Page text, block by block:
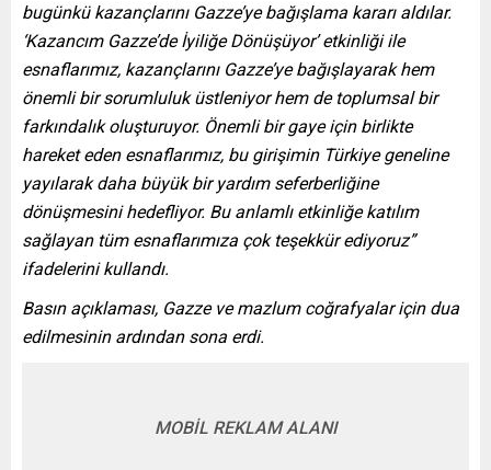
bugünkü kazançlarını Gazze’ye bağışlama kararı aldılar.
‘Kazancım Gazze’de İyiliğe Dönüşüyor’ etkinliği ile
esnaflarımız, kazançlarını Gazze’ye bağışlayarak hem
önemli bir sorumluluk üstleniyor hem de toplumsal bir
farkındalık oluşturuyor. Önemli bir gaye için birlikte
hareket eden esnaflarımız, bu girişimin Türkiye geneline
yayılarak daha büyük bir yardım seferberliğine
dönüşmesini hedefliyor. Bu anlamlı etkinliğe katılım
sağlayan tüm esnaflarımıza çok teşekkür ediyoruz”
ifadelerini kullandı.
Basın açıklaması, Gazze ve mazlum coğrafyalar için dua
edilmesinin ardından sona erdi.
MOBİL REKLAM ALANI